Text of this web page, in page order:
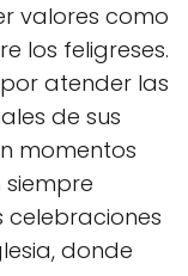
valores como
los feligreses.
atender las
de sus
momentos
siempre
celebraciones
donde